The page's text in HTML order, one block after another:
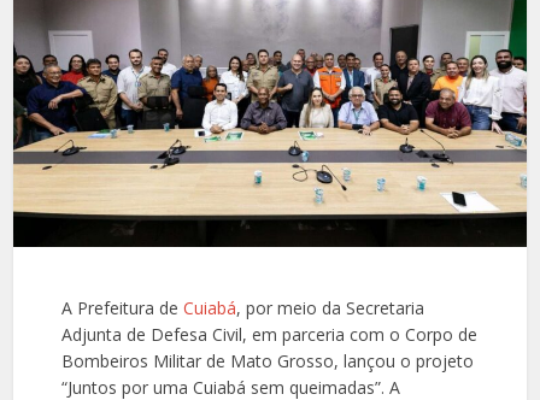
A Prefeitura deCuiabá, por meio da Secretaria
Adjunta de Defesa Civil, em parceria com o Corpo de
Bombeiros Militar de Mato Grosso, lançou o projeto
“Juntos por uma Cuiabá sem queimadas”. A